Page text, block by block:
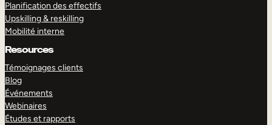
Planification des effectifs
Upskilling & reskilling
Mobilité interne
Resources
Témoignages clients
Blog
Événements
Webinaires
Études et rapports